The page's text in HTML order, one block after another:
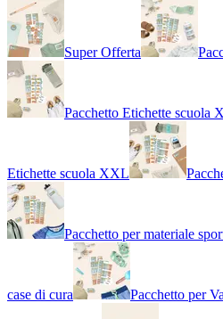
Super Offerta
Pacchetto Etichette scuola
Etichette scuola XXL
Pacchetto per materiale
case di cura Pacchetto per